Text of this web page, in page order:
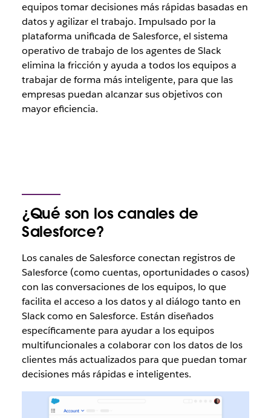
equipos tomar decisiones más rápidas basadas en
datos y agilizar el trabajo. Impulsado por la
plataforma unificada de Salesforce, el sistema
operativo de trabajo de los agentes de Slack
elimina la fricción y ayuda a todos los equipos a
trabajar de forma más inteligente, para que las
empresas puedan alcanzar sus objetivos con
mayor eficiencia.
¿Qué son los canales de
Salesforce?
Los canales de Salesforce conectan registros de
Salesforce (como cuentas, oportunidades o casos)
con las conversaciones de los equipos, lo que
facilita el acceso a los datos y al diálogo tanto en
Slack como en Salesforce. Están diseñados
específicamente para ayudar a los equipos
multifuncionales a colaborar con los datos de los
clientes más actualizados para que puedan tomar
decisiones más rápidas e inteligentes.